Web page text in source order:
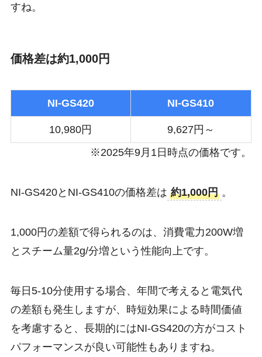
すね。
価格差は約1,000円
NI-GS420 NI-GS410
10,980円
9,627円～
※2025年9月1日時点の価格です。
NI-GS420とNI-GS410の価格差は 約1,000円 。
1,000円の差額で得られるのは、消費電力200W増
とスチーム量2g/分増という性能向上です。
毎日5-10分使用する場合、年間で考えると電気代
の差額も発生しますが、時短効果による時間価値
を考慮すると、長期的にはNI-GS420の方がコスト
パフォーマンスが良い可能性もありますね。